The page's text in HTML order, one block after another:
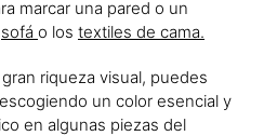
marcar una pared o un
sofá o los textiles de cama.
riqueza visual, puedes
un color esencial y
en algunas piezas del